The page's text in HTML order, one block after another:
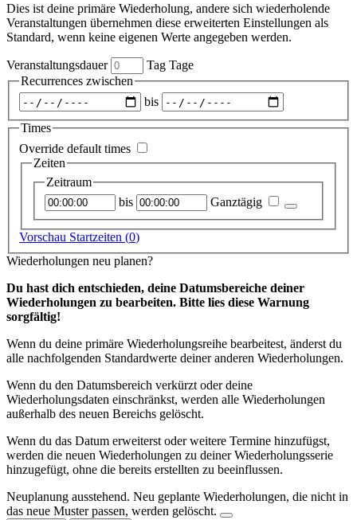
Dies ist deine primäre Wiederholung, andere sich wiederholende
Veranstaltungen übernehmen diese erweiterten Einstellungen als
Standard, wenn keine eigenen Werte angegeben werden.
Veranstaltungsdauer Tag Tage
Recurrences zwischen
Zeitraum
auswählen
bis
Times
Override default times
Zeiten
Zeitraum
Startzeitpunkt bis Endzeitpunkt Ganztägig
Vorschau Startzeiten (0)
Wiederholungen neu planen?
Du hast dich entschieden, deine Datumsbereiche deiner
Wiederholungen zu bearbeiten. Bitte lies diese Warnung
sorgfältig!
Wenn du deine primäre Wiederholungsreihe bearbeitest, änderst du
alle nachfolgenden Standardwerte deiner anderen Wiederholungen.
Wenn du den Datumsbereich verkürzt oder deine
Wiederholungsdaten einschränkst, werden alle Wiederholungen
außerhalb des neuen Bereichs gelöscht.
Wenn du das Datum erweiterst oder weitere Termine hinzufügst,
werden die neuen Wiederholungen zu deiner Wiederholungsserie
hinzugefügt, ohne die bereits erstellten zu beeinflussen.
Neuplanung ausstehend. Neu geplante Wiederholungen, die nicht in
das neue Muster passen, werden gelöscht.